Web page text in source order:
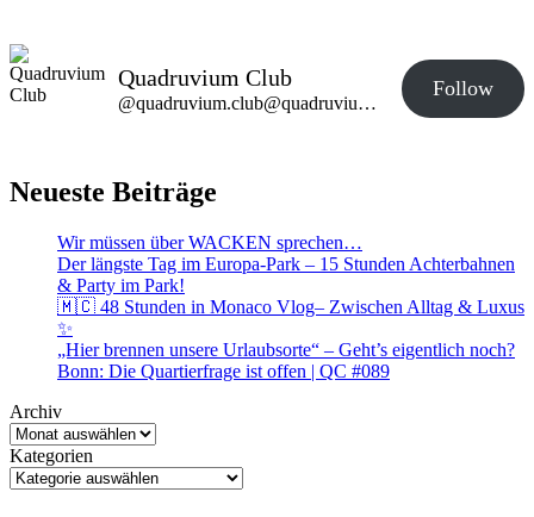
Quadruvium Club
@quadruvium.club@quadruvium.club
Follow
Neueste Beiträge
Wir müssen über WACKEN sprechen…
Der längste Tag im Europa-Park – 15 Stunden Achterbahnen
& Party im Park!
🇲🇨 48 Stunden in Monaco Vlog– Zwischen Alltag & Luxus
✨
„Hier brennen unsere Urlaubsorte“ – Geht’s eigentlich noch?
Bonn: Die Quartierfrage ist offen | QC #089
Archiv
Kategorien